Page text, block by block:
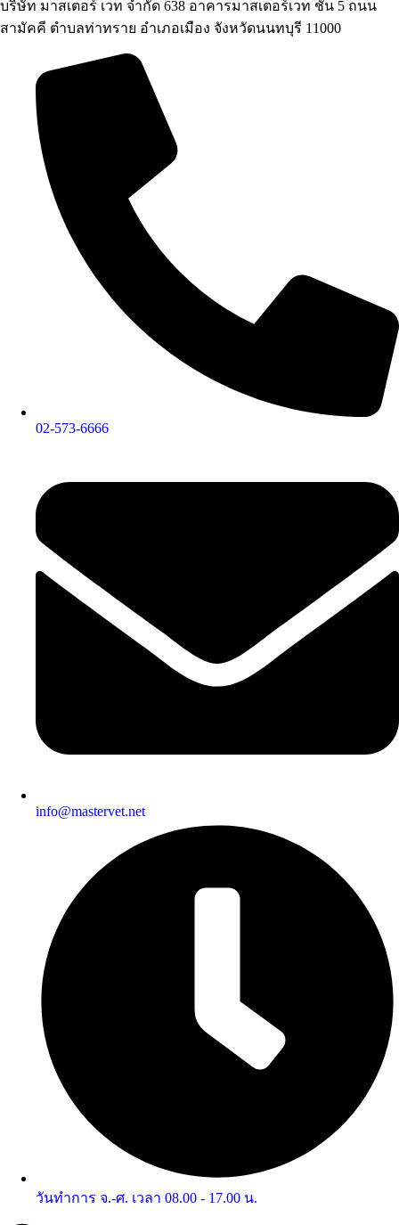
บริษัท มาสเตอร์ เวท จำกัด 638 อาคารมาสเตอร์เวท ชั้น 5 ถนน
สามัคคี ตำบลท่าทราย อำเภอเมือง จังหวัดนนทบุรี 11000
02-573-6666
info@mastervet.net
วันทำการ จ.-ศ. เวลา 08.00 - 17.00 น.